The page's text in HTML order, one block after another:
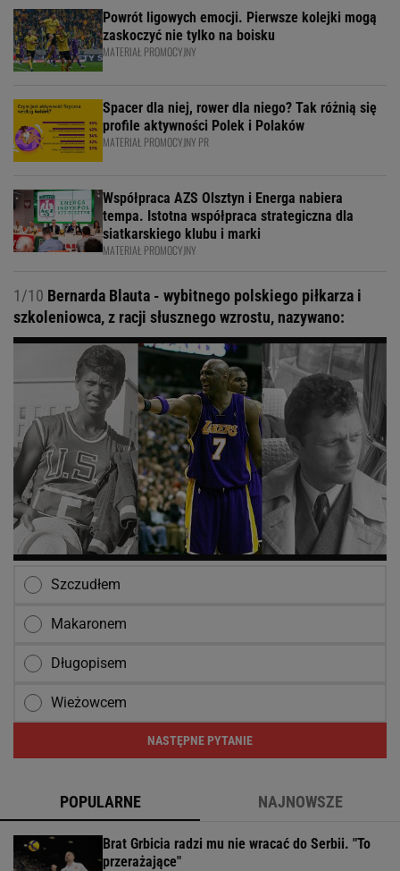
Powrót ligowych emocji. Pierwsze kolejki mogą
zaskoczyć nie tylko na boisku
MATERIAŁ PROMOCYJNY
Spacer dla niej, rower dla niego? Tak różnią się
profile aktywności Polek i Polaków
MATERIAŁ PROMOCYJNY PR
Współpraca AZS Olsztyn i Energa nabiera
tempa. Istotna współpraca strategiczna dla
siatkarskiego klubu i marki
MATERIAŁ PROMOCYJNY
1/10 Bernarda Blauta - wybitnego polskiego piłkarza i
szkoleniowca, z racji słusznego wzrostu, nazywano:
Szczudłem
Makaronem
Długopisem
Wieżowcem
NASTĘPNE PYTANIE
POPULARNE NAJNOWSZE
Brat Grbicia radzi mu nie wracać do Serbii. "To
przerażające"